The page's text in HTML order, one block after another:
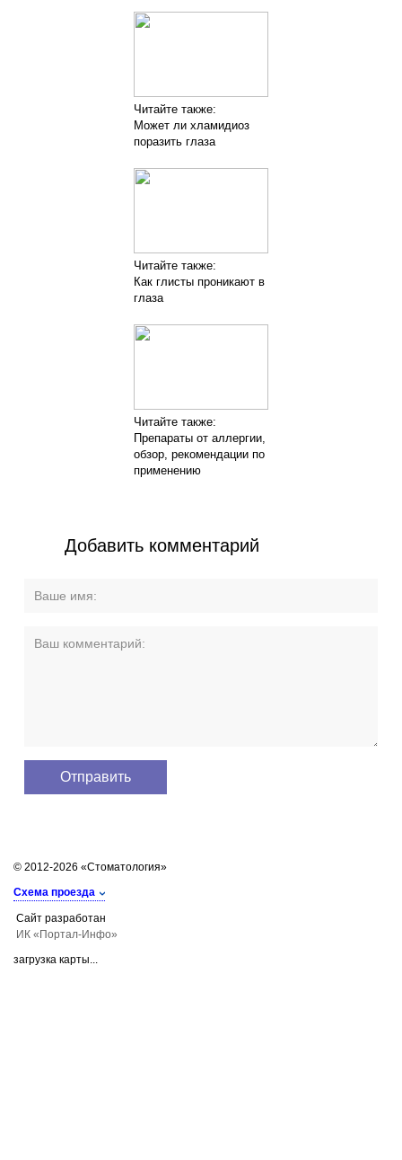
Читайте также:
Может ли хламидиоз
поразить глаза
Читайте также:
Как глисты проникают в
глаза
Читайте также:
Препараты от аллергии,
обзор, рекомендации по
применению
Добавить комментарий
© 2012-2026 «Стоматология»
Схема проезда
Сайт разработан
ИК «Портал-Инфо»
загрузка карты...